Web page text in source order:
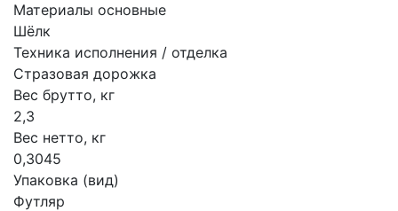
Материалы основные
Шёлк
Техника исполнения / отделка
Стразовая дорожка
Вес брутто, кг
2,3
Вес нетто, кг
0,3045
Упаковка (вид)
Футляр